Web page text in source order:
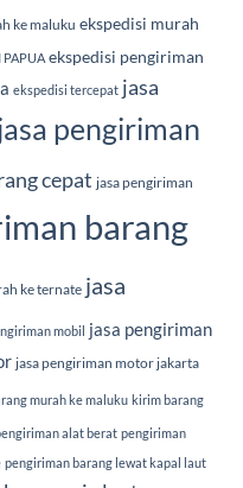
ke maluku ekspedisi murah
PAPUA ekspedisi pengiriman
ekspedisi tercepat jasa
pengiriman
cepat jasa pengiriman
barang
ke ternate jasa
mobil jasa pengiriman
jasa pengiriman motor jakarta
murah ke maluku kirim barang
alat berat pengiriman
pengiriman barang lewat kapal laut